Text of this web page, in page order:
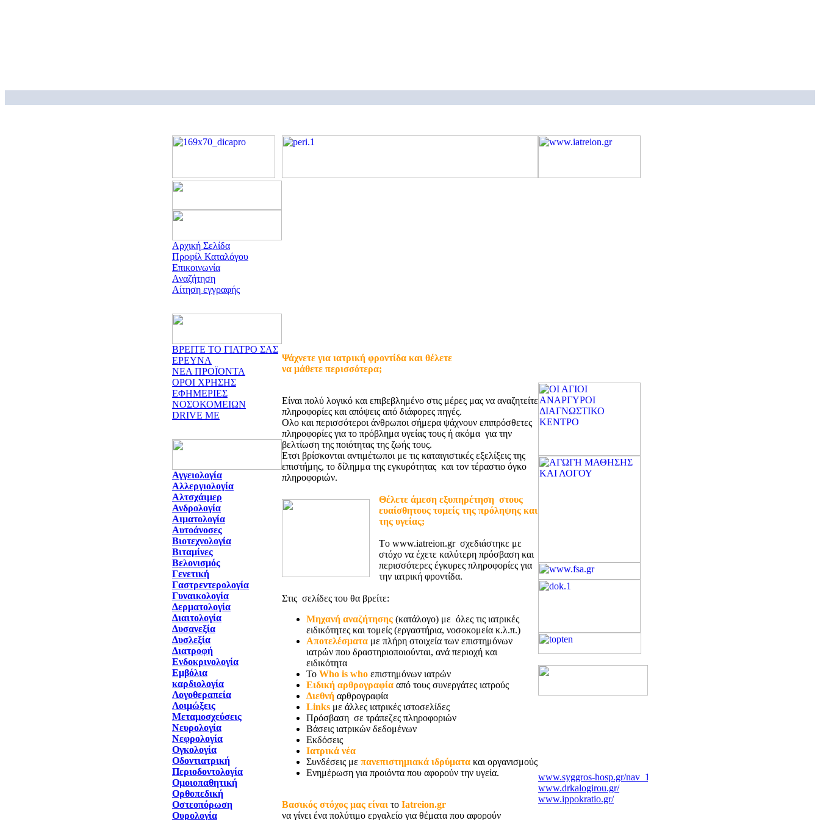
Αρχική Σελίδα
Προφίλ Καταλόγου
Επικοινωνία
Αναζήτηση
Αίτηση εγγραφής
ΒΡΕΙΤΕ ΤΟ ΓΙΑΤΡΟ ΣΑΣ
ΕΡΕΥΝΑ
ΝΕΑ ΠΡΟΪΟΝΤΑ
ΟΡΟΙ ΧΡΗΣΗΣ
ΕΦΗΜΕΡΙΕΣ
ΝΟΣΟΚΟΜΕΙΩΝ
DRIVE ME
Αγγειολογία
Αλλεργιολογία
Αλτσχάιμερ
Ανδρολογία
Αιματολογία
Αυτοάνοσες
Βιοτεχνολογία
Βιταμίνες
Βελονισμός
Γενετική
Γαστρεντερολογία
Γυναικολογία
Δερματολογία
Διαιτολογία
Δυσανεξία
Δυσλεξία
Διατροφή
Ενδοκρινολογία
Εμβόλια
καρδιολογία
Λογοθεραπεία
Λοιμώξεις
Μεταμοσχεύσεις
Νευρολογία
Νεφρολογία
Ογκολογία
Οδοντιατρική
Περιοδοντολογία
Ομοιοπαθητική
Ορθοπεδική
Οστεοπόρωση
Ουρολογία
Ψάχνετε για ιατρική φροντίδα και θέλετε
να μάθετε περισσότερα;
Είναι πολύ λογικό και επιβεβλημένο στις μέρες μας να αναζητείτε
πληροφορίες και απόψεις από διάφορες πηγές.
Ολο και περισσότεροι άνθρωποι σήμερα ψάχνουν επιπρόσθετες
πληροφορίες για το πρόβλημα υγείας τους ή ακόμα για την
βελτίωση της ποιότητας της ζωής τους.
Ετσι βρίσκονται αντιμέτωποι με τις καταιγιστικές εξελίξεις της
επιστήμης, το δίλημμα της εγκυρότητας και τον τέραστιο όγκο
πληροφοριών.
Θέλετε άμεση εξυπηρέτηση στους
ευαίσθητους τομείς της πρόληψης και
της υγείας;
Tο www.iatreion.gr σχεδιάστηκε με
στόχο να έχετε καλύτερη πρόσβαση και
περισσότερες έγκυρες πληροφορίες για
την ιατρική φροντίδα.
Στις σελίδες του θα βρείτε:
Μηχανή αναζήτησης (κατάλογο) με όλες τις ιατρικές
ειδικότητες και τομείς (εργαστήρια, νοσοκομεία κ.λ.π.)
Αποτελέσματα με πλήρη στοιχεία των επιστημόνων
ιατρών που δραστηριοποιούνται, ανά περιοχή και
ειδικότητα
Το Who is who επιστημόνων ιατρών
Ειδική αρθρογραφία από τους συνεργάτες ιατρούς
Διεθνή αρθρογραφία
Links με άλλες ιατρικές ιστοσελίδες
Πρόσβαση σε τράπεζες πληροφοριών
Βάσεις ιατρικών δεδομένων
Εκδόσεις
Ιατρικά νέα
Συνδέσεις με πανεπιστημιακά ιδρύματα και οργανισμούς
Ενημέρωση για προιόντα που αφορούν την υγεία.
Βασικός στόχος μας είναι το Iatreion.gr
να γίνει ένα πολύτιμο εργαλείο για θέματα που αφορούν
www.syggros-hosp.gr/nav_1.htm
www.drkalogirou.gr/
www.ippokratio.gr/
www.karageorgopoulos.gr/main.php